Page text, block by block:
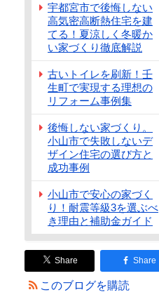
宇都宮市で後悔しない
高気密高断熱住宅を建
てる！夏涼しく冬暖か
い家づくり徹底解説
古いトイレを刷新！壬
生町で実現する理想の
リフォーム事例集
後悔しない家づくり。
小山市で失敗しないデ
ザイン住宅の選び方と
成功事例
小山市で安心の家づく
り！耐震等級3を選ぶべ
き理由と補助金ガイド
Share Share
このブログを購読